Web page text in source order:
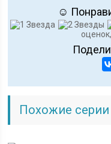
☺
Похожие серии